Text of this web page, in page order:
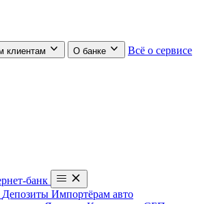
клиентам О банке
Всё о сервисе
банк
Депозиты Импортёрам авто